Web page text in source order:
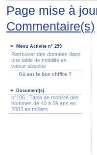
Page mise à
Commentaire(s)
Menu Activite n° 299
Retrouver des données dans
une table de mobilité en
valeur absolue
Où est le bon chiffre ?
Document(s)
n°106 : Table de mobilité des
hommes de 40 à 59 ans en
2003 en milliers